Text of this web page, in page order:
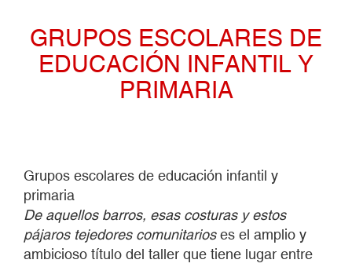
GRUPOS ESCOLARES DE
EDUCACIÓN INFANTIL Y
PRIMARIA
Grupos escolares de educación infantil y
primaria
De aquellos barros, esas costuras y estos
pájaros tejedores comunitarioses el amplio y
ambicioso título del taller que tiene lugar entre